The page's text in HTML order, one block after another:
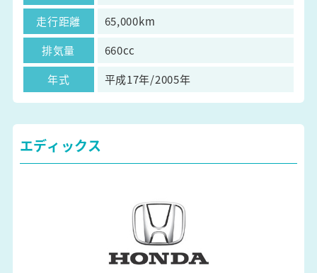
走行距離
65,000km
排気量
660cc
年式
平成17年/2005年
エディックス